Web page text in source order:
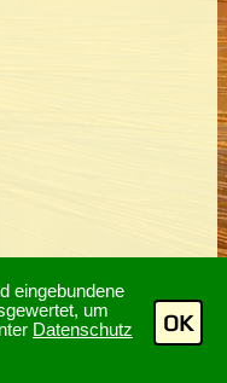
eingebundene
um
Datenschutz
OK